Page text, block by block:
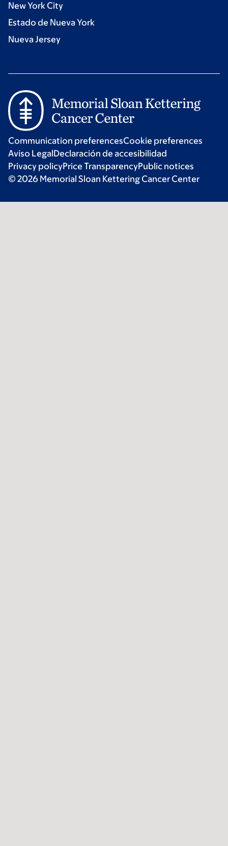
New York City
Estado de Nueva York
Nueva Jersey
Communication preferencesCookie preferences
Aviso LegalDeclaración de accesibilidad
Privacy policyPrice TransparencyPublic notices
© 2026 Memorial Sloan Kettering Cancer Center